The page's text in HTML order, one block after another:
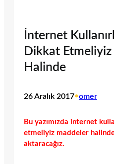
İnternet
Dikkat
Halinde
26 Aralık 2017•omer
Bu yazımızda internet
etmeliyiz maddeler
aktaracağız.